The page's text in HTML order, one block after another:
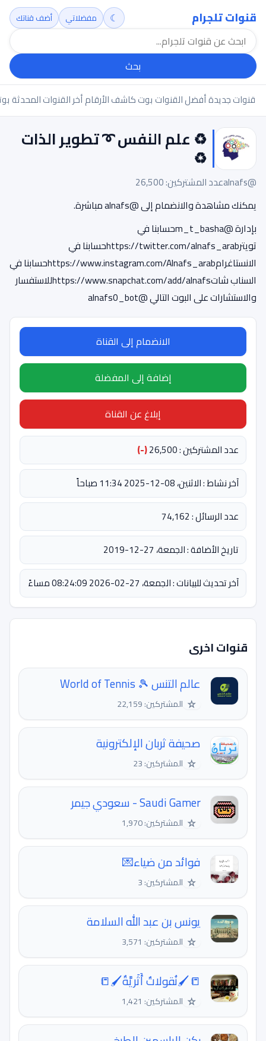
قنوات تلجرام
بحث
☾ مفضلاتي أضف قناتك
قنوات جديدةأفضل القنواتبوت كاشف الأرقامأخر القنوات المحدثة
♻️ علم النفس ➰ تطوير الذات
♻️
@alnafs
عدد المشتركين: 26,500
يمكنك مشاهدة والانضمام إلى @alnafs مباشرة.
بإدارة @m_t_bashaحسابنا في
تويترhttps://twitter.com/alnafs_arabحسابنا في
الانستاغرامhttps://www.instagram.com/Alnafs_arabحسابنا في
السناب شاتhttps://www.snapchat.com/add/alnafsللاستفسار
والاستشارات على البوت التالي @alnafs0_bot
الانضمام إلى القناة
إضافة إلى المفضلة
إبلاغ عن القناة
عدد المشتركين : 26,500
(-)
آخر نشاط : الاثنين، 08-12-2025 11:34 صباحاً
عدد الرسائل : 74,162
تاريخ الأضافة : الجمعة، 27-12-2019
آخر تحديث للبيانات : الجمعة، 27-02-2026 08:24:09 مساءً
قنوات اخرى
عالم التنس 🎾 World of Tennis
☆ المشتركين: 22,159
صحيفة ثربان الإلكترونية
☆ المشتركين: 23
Saudi Gamer - سعودي جيمر
☆ المشتركين: 1,970
فوائد من ضياء💌
☆ المشتركين: 3
يونس بن عبد الله السلامة
☆ المشتركين: 3,571
📒🖌نُقولاتٌ أَثَريَّةٌ🖌📒
☆ المشتركين: 1,421